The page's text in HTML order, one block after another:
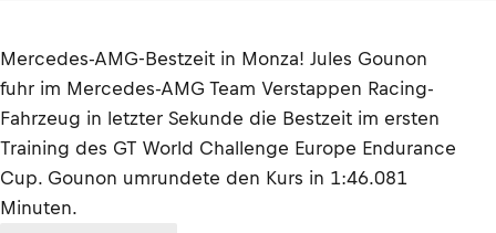
Mercedes-AMG-Bestzeit in Monza! Jules Gounon
fuhr im Mercedes-AMG Team Verstappen Racing-
Fahrzeug in letzter Sekunde die Bestzeit im ersten
Training des GT World Challenge Europe Endurance
Cup. Gounon umrundete den Kurs in 1:46.081
Minuten.